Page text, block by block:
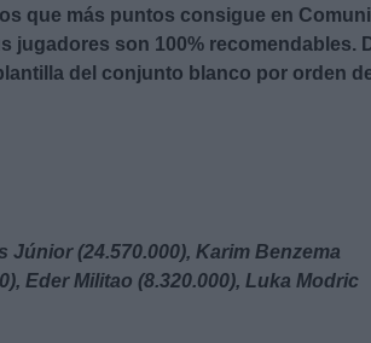
que más puntos consigue en
jugadores son 100% recomendables.
del conjunto blanco por orden
Júnior (24.570.000), Karim Benzema
Eder Militao (8.320.000), Luka Modric